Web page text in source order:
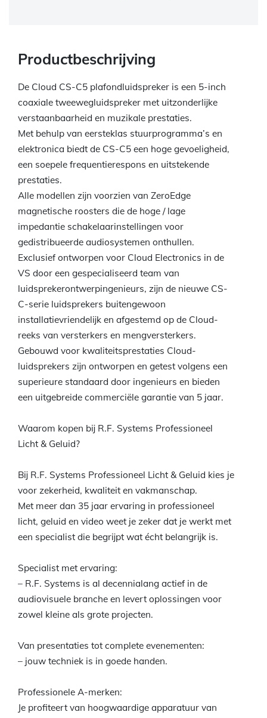
Productbeschrijving
De Cloud CS-C5 plafondluidspreker is een 5-inch
coaxiale tweewegluidspreker met uitzonderlijke
verstaanbaarheid en muzikale prestaties.
Met behulp van eersteklas stuurprogramma’s en
elektronica biedt de CS-C5 een hoge gevoeligheid,
een soepele frequentierespons en uitstekende
prestaties.
Alle modellen zijn voorzien van ZeroEdge
magnetische roosters die de hoge / lage
impedantie schakelaarinstellingen voor
gedistribueerde audiosystemen onthullen.
Exclusief ontworpen voor Cloud Electronics in de
VS door een gespecialiseerd team van
luidsprekerontwerpingenieurs, zijn de nieuwe CS-
C-serie luidsprekers buitengewoon
installatievriendelijk en afgestemd op de Cloud-
reeks van versterkers en mengversterkers.
Gebouwd voor kwaliteitsprestaties Cloud-
luidsprekers zijn ontworpen en getest volgens een
superieure standaard door ingenieurs en bieden
een uitgebreide commerciële garantie van 5 jaar.
Waarom kopen bij R.F. Systems Professioneel
Licht & Geluid?
Bij R.F. Systems Professioneel Licht & Geluid kies je
voor zekerheid, kwaliteit en vakmanschap.
Met meer dan 35 jaar ervaring in professioneel
licht, geluid en video weet je zeker dat je werkt met
een specialist die begrijpt wat écht belangrijk is.
Specialist met ervaring:
– R.F. Systems is al decennialang actief in de
audiovisuele branche en levert oplossingen voor
zowel kleine als grote projecten.
Van presentaties tot complete evenementen:
– jouw techniek is in goede handen.
Professionele A-merken:
Je profiteert van hoogwaardige apparatuur van